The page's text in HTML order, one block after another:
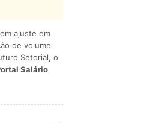
ajuste em
de volume
Setorial, o
Salário